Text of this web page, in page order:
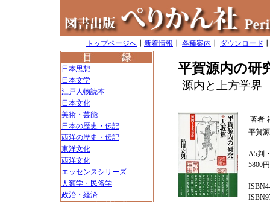
トップページへ 新着情報 各種案内 ダウンロード
日本思想
日本文学
江戸人物読本
日本文化
美術・芸能
日本の歴史・伝記
西洋の歴史・伝記
東洋文化
西洋文化
エッセンスシリーズ
人類学・民俗学
政治・経済
平賀源内の
源内と上方学界
著者
平賀
A5判
5800